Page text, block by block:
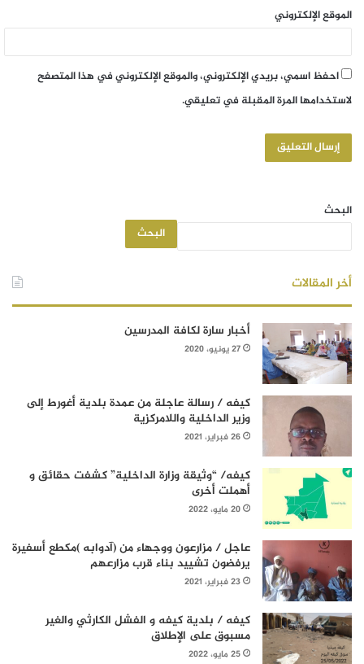
الموقع الإلكتروني
احفظ اسمي، بريدي الإلكتروني، والموقع الإلكتروني في هذا المتصفح
لاستخدامها المرة المقبلة في تعليقي.
البحث
البحث
أخر المقالات
أخبار سارة لكافة المدرسين
27 يونيو، 2020
كيفه / رسالة عاجلة من عمدة بلدية أغورط إلى
وزير الداخلية واللامركزية
26 فبراير، 2021
كيفه/ “وثيقة وزارة الداخلية” كشفت حقائق و
أهملت أخرى
20 مايو، 2022
عاجل / مزارعون ووجهاء من (آدوابه )مكطع أسفيرة
يرفضون تشييد بناء قرب مزارعهم
23 فبراير، 2021
كيفه / بلدية كيفه و الفشل الكارثي والغير
مسبوق على الإطلاق
25 مايو، 2022